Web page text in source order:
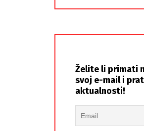
Želite li primati
svoj e-mail i
aktualnosti!